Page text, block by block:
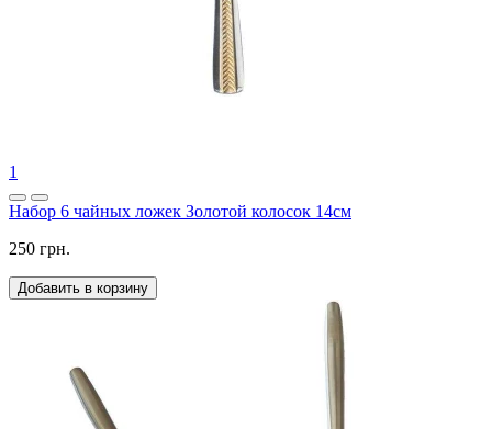
1
Набор 6 чайных ложек Золотой колосок 14см
250 грн.
Добавить в корзину